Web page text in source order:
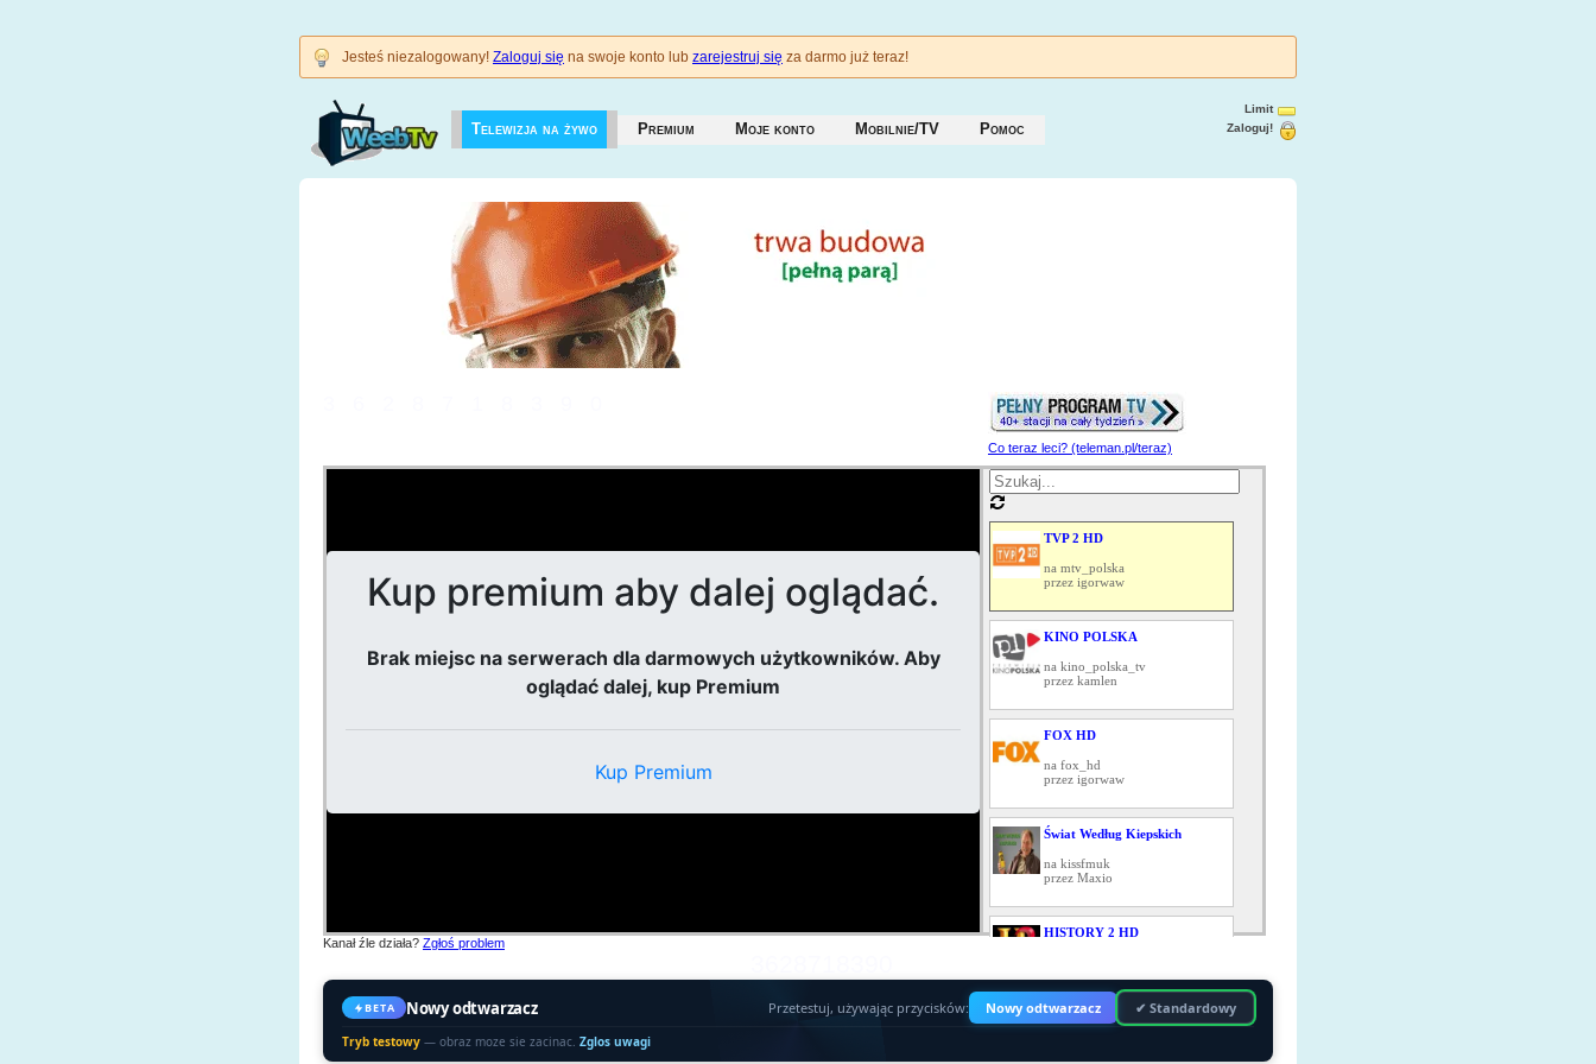
Jesteś niezalogowany! Zaloguj się na swoje konto lub zarejestruj się za darmo już teraz!
Telewizja na żywo Premium Moje konto Mobilnie/TV Pomoc
Limit
Zaloguj!
Co teraz leci? (teleman.pl/teraz)
TVP 2 HD
na mtv_polska
przez igorwaw
KINO POLSKA
na kino_polska_tv
przez kamlen
FOX HD
na fox_hd
przez igorwaw
Świat Według Kiepskich
na kissfmuk
przez Maxio
HISTORY 2 HD
NOWE ODCINKI KUCHENNE
na kuchennerewolucje
Kanał źle działa? Zgłoś problem
BETA Nowy odtwarzacz Przetestuj, używając przycisków: Nowy odtwarzacz ✔ Standardowy
Tryb testowy — obraz moze sie zacinac. Zglos uwagi